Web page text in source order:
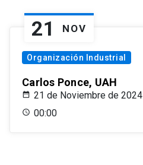
21 NOV
Organización Industrial
Carlos Ponce, UAH
21 de Noviembre de 2024
00:00